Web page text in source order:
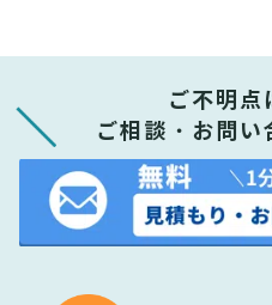
ご不明点
ご相談・お問い